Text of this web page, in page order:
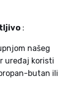
:
našeg
uređaj koristi
butan ili